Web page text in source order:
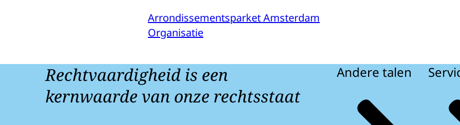
Arrondissementsparket Amsterdam
Organisatie
Rechtvaardigheid is een
kernwaarde van onze rechtsstaat
Andere talen